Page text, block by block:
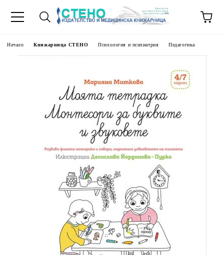
Начало Книжарница СТЕНО Психология и психиатрия Педагогика